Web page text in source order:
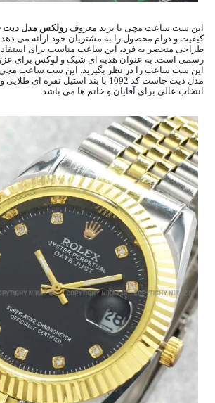
این ست ساعت مچی با برند معروف رولکس مدل
کیفیت و دوام محصول را به مشتریان خود ارائه می
طراحی منحصر به فرد، این ساعت مناسب برای
رسمی است. به عنوان هدیه ای شیک و لوکس برای
این ست ساعت را در نظر بگیرید. این ست ساعت مچی
مدل دیت جاست کد 1092 با بند استیل
انتخاب عالی برای آقایان و خانم ها می باشد